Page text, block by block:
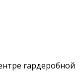
гардеробной